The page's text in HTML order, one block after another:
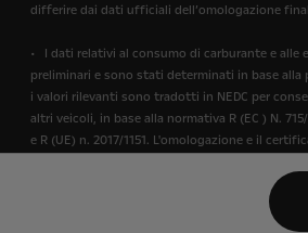
differire dai dati ufficiali dell’omologazione
• I dati relativi al consumo di carburante e alle
preliminari e sono stati determinati in base alla
i valori rilevanti sono tradotti in NEDC per
altri veicoli, in base alla normativa R (EC ) N. 715/
e R (UE) n. 2017/1151. L'omologazione e il